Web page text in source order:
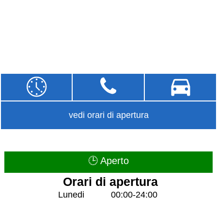
vedi orari di apertura
🕒 Aperto
Orari di apertura
Lunedi
00:00-24:00